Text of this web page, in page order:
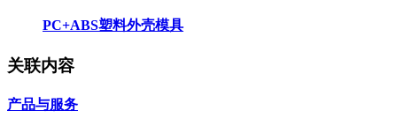
PC+ABS塑料外壳模具
关联内容
产品与服务